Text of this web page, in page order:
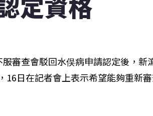
審查會駁回水俣病申請認定後，新
16日在記者會上表示希望能夠重新